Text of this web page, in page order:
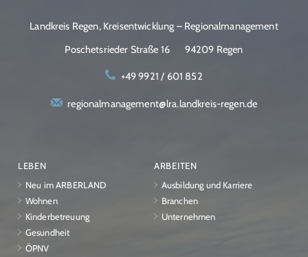
Landkreis Regen, Kreisentwicklung – Regionalmanagement
Poschetsrieder Straße 16
94209 Regen
+49 9921 / 601 852
regionalmanagement@lra.landkreis-regen.de
LEBEN
Neu im ARBERLAND
Wohnen
Kinderbetreuung
Gesundheit
ÖPNV
ARBEITEN
Ausbildung und Karriere
Branchen
Unternehmen